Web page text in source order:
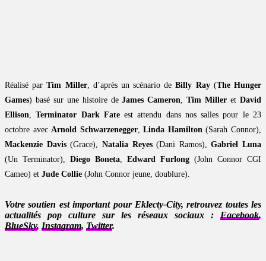
Réalisé parTim Miller, d’après un scénario deBilly Ray(The Hunger
Games) basé sur une histoire deJames Cameron,Tim Miller etDavid
Ellison,Terminator Dark Fateest attendu dans nos salles pour le 23
octobre avecArnold Schwarzenegger,Linda Hamilton(Sarah Connor),
Mackenzie Davis(Grace), Natalia Reyes(Dani Ramos),Gabriel Luna
(Un Terminator), Diego Boneta, Edward Furlong (John Connor CGI
Cameo) et Jude Collie (John Connor jeune, doublure).
Votre soutien est important pour Eklecty-City, retrouvez toutes les
actualités pop culture sur les réseaux sociaux : Facebook,
BlueSky, Instagram, Twitter.